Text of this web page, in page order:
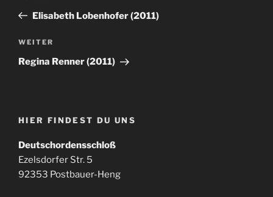
Beitrag
Elisabeth Lobenhofer (2011)
Nächster
Beitrag
WEITER
Regina Renner (2011)
HIER FINDEST DU UNS
Deutschordensschloß
Ezelsdorfer Str. 5
92353 Postbauer-Heng